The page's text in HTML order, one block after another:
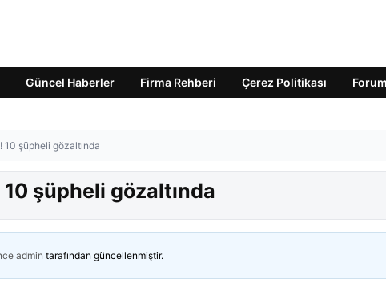
Güncel Haberler Firma Rehberi Çerez Politikası Forum
10 şüpheli gözaltında
10 şüpheli gözaltında
admin tarafından güncellenmiştir.